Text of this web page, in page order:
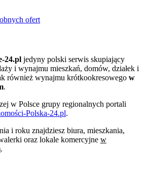
ofert
24.pl jedyny polski serwis skupiający
i wynajmu mieszkań, domów, działek i
również wynajmu krótkookresowego w
.
w Polsce grupy regionalnych portali
Polska-24.pl.
i roku znajdziesz biura, mieszkania,
oraz lokale komercyjne w
.